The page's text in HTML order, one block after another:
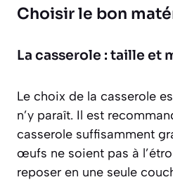
Choisir le bon
La casserole : taille et
Le choix de la casserole
n’y paraît. Il est
casserole suffisamment
œufs ne soient pas à
reposer en une seule